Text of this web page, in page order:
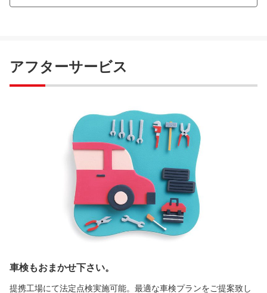
アフターサービス
車検もおまかせ下さい。
提携工場にて法定点検実施可能。最適な車検プランをご提案致し